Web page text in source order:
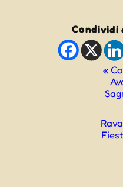
Condividi
«